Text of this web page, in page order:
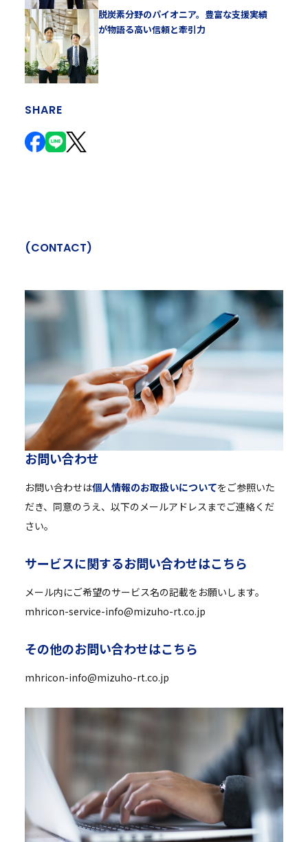
脱炭素分野のパイオニア。豊富な支援実績
が物語る高い信頼と牽引力
SHARE
(CONTACT)
お問い合わせ
お問い合わせは個人情報のお取扱いについてをご参照いた
だき、同意のうえ、以下のメールアドレスまでご連絡くだ
さい。
サービスに関するお問い合わせはこちら
メール内にご希望のサービス名の記載をお願いします。
mhricon-service-info@mizuho-rt.co.jp
その他のお問い合わせはこちら
mhricon-info@mizuho-rt.co.jp